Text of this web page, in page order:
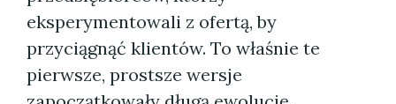
eksperymentowali z ofertą, by
przyciągnąć klientów. To właśnie te
pierwsze, prostsze wersje